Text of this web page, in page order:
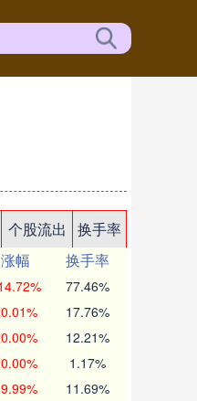
个股流出
换手率
涨幅
换手率
77.46%
17.76%
12.21%
1.17%
11.69%